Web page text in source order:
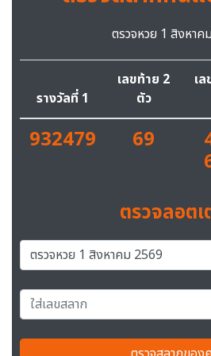
ตรวจหวย 1 สิงหาค
รางวัลที่ 1
เลขท้าย 2
ตัว
เ
932479 69
ตรวจลอตเ